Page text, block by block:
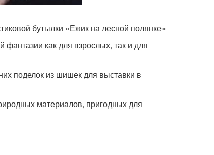
бутылки «Ежик на лесной полянке»
как для взрослых, так и для
поделок из шишек для выставки в
материалов, пригодных для